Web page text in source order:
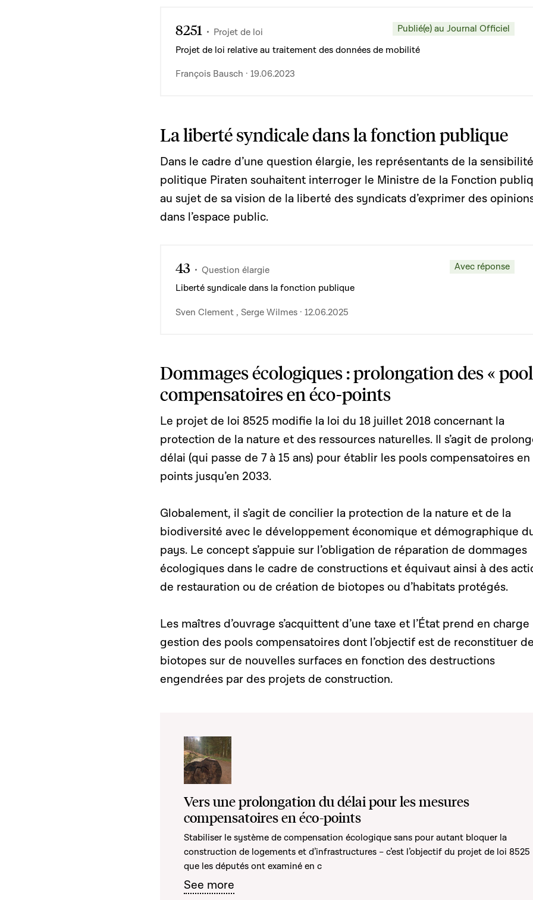
8251 Projet de loi
Publié(e) au Journal Officiel
Projet de loi relative au traitement des données de mobilité
François Bausch · 19.06.2023
La liberté syndicale dans la fonction publique
Dans le cadre d’une question élargie, les représentants de la sensibilité
politique Piraten souhaitent interroger le Ministre de la Fonction
au sujet de sa vision de la liberté des syndicats d’exprimer des
dans l’espace public.
43 Question élargie
Avec réponse
Liberté syndicale dans la fonction publique
Sven Clement , Serge Wilmes · 12.06.2025
Dommages écologiques : prolongation des «
compensatoires en éco-points
Le projet de loi 8525 modifie la loi du 18 juillet 2018 concernant la
protection de la nature et des ressources naturelles. Il s’agit de
délai (qui passe de 7 à 15 ans) pour établir les pools compensatoires
points jusqu’en 2033.
Globalement, il s’agit de concilier la protection de la nature et de la
biodiversité avec le développement économique et démographique
pays. Le concept s’appuie sur l’obligation de réparation de dommages
écologiques dans le cadre de constructions et équivaut ainsi à des
de restauration ou de création de biotopes ou d’habitats protégés.
Les maîtres d’ouvrage s’acquittent d’une taxe et l’État prend en charge
gestion des pools compensatoires dont l’objectif est de reconstituer
biotopes sur de nouvelles surfaces en fonction des destructions
engendrées par des projets de construction.
Vers une prolongation du délai pour les mesures
compensatoires en éco-points
Stabiliser le système de compensation écologique sans pour autant bloquer la
construction de logements et d’infrastructures – c’est l’objectif du projet de loi 8525
que les députés ont examiné en c
See more